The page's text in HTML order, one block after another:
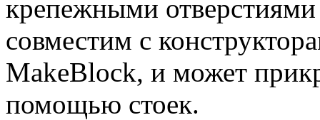
крепежными
совместим с
MakeBlock, и может
помощью стоек.